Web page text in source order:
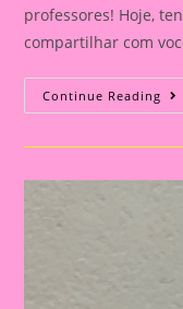
professores! Hoje,
compartilhar com
Continue Reading
De